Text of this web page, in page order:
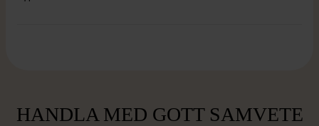
HANDLA MED GOTT SAMVETE